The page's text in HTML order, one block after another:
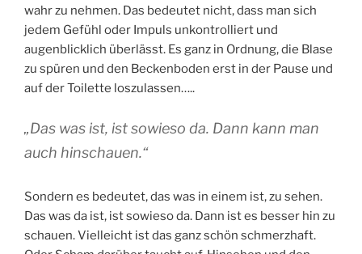
wahr zu nehmen. Das bedeutet nicht, dass man sich
jedem Gefühl oder Impuls unkontrolliert und
augenblicklich überlässt. Es ganz in Ordnung, die Blase
zu spüren und den Beckenboden erst in der Pause und
auf der Toilette loszulassen…..
„Das was ist, ist sowieso da. Dann kann man
auch hinschauen.“
Sondern es bedeutet, das was in einem ist, zu sehen.
Das was da ist, ist sowieso da. Dann ist es besser hin zu
schauen. Vielleicht ist das ganz schön schmerzhaft.